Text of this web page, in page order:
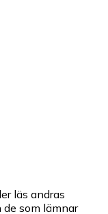
läs andras
som lämnar